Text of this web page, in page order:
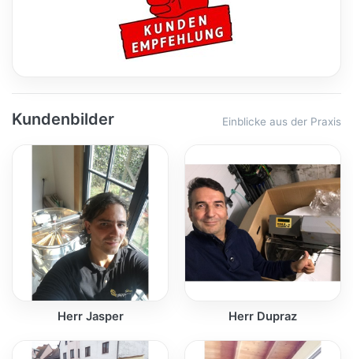
Kundenbilder Einblicke aus der Praxis
Herr Jasper Herr Dupraz